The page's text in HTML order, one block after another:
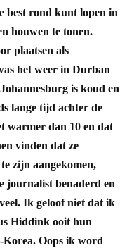
best rond kunt lopen in
houwen te tonen.
plaatsen als
het weer in Durban
is koud en
lange tijd achter de
warmer dan 10 en dat
vinden dat ze
zijn aangekomen,
journalist benaderd en
Ik geloof niet dat ik
Hiddink ooit hun
Korea. Oops ik word